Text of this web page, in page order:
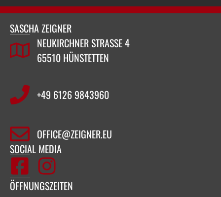
SASCHA ZEIGNER
NEUKIRCHNER STRASSE 4
65510 HÜNSTETTEN
+49 6126 9843960‬
OFFICE@ZEIGNER.EU
SOCIAL MEDIA
ÖFFNUNGSZEITEN